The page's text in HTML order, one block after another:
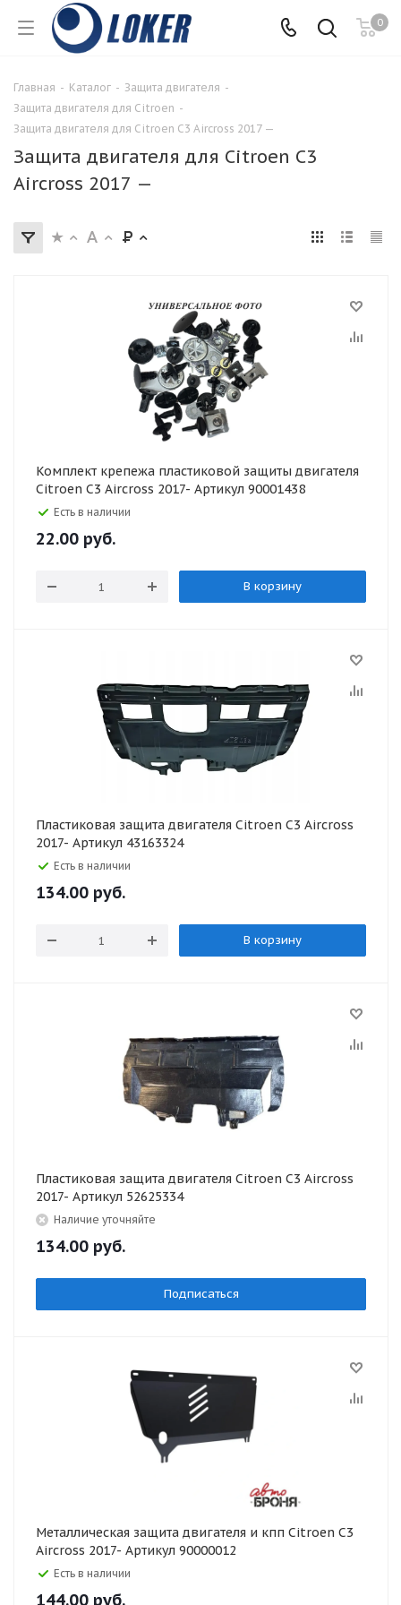
0
Главная - Каталог - Защита двигателя -
Защита двигателя для Citroen -
Защита двигателя для Citroen C3 Aircross 2017 —
Защита двигателя для Citroen C3
Aircross 2017 —
Комплект крепежа пластиковой защиты двигателя
Citroen C3 Aircross 2017- Артикул 90001438
Есть в наличии
22.00 руб.
В корзину
Пластиковая защита двигателя Citroen C3 Aircross
2017- Артикул 43163324
Есть в наличии
134.00 руб.
В корзину
Пластиковая защита двигателя Citroen C3 Aircross
2017- Артикул 52625334
Наличие уточняйте
134.00 руб.
Подписаться
Металлическая защита двигателя и кпп Citroen C3
Aircross 2017- Артикул 90000012
Есть в наличии
144.00 руб.